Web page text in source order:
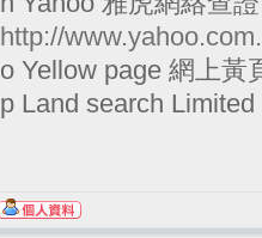
http://
o Yellow page 網上黃
p Land search